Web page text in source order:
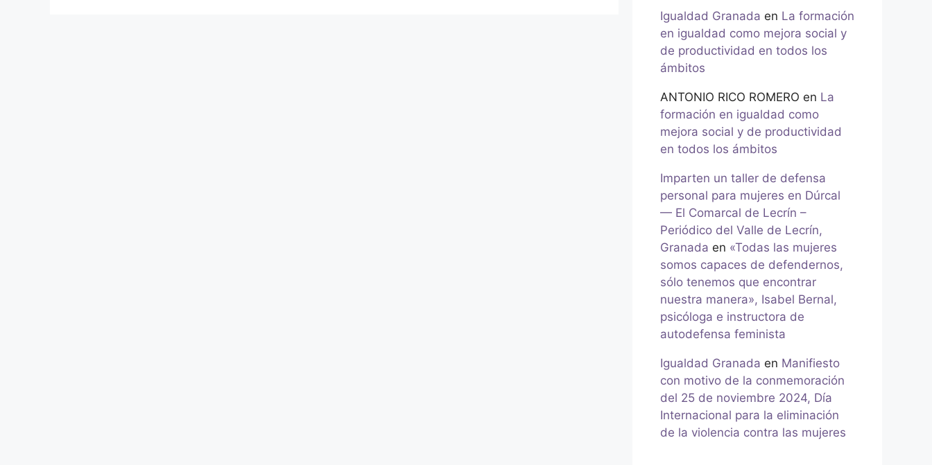
Igualdad Granada en La formación
en igualdad como mejora social y
de productividad en todos los
ámbitos
ANTONIO RICO ROMERO en La
formación en igualdad como
mejora social y de productividad
en todos los ámbitos
Imparten un taller de defensa
personal para mujeres en Dúrcal
— El Comarcal de Lecrín –
Periódico del Valle de Lecrín,
Granada en «Todas las mujeres
somos capaces de defendernos,
sólo tenemos que encontrar
nuestra manera», Isabel Bernal,
psicóloga e instructora de
autodefensa feminista
Igualdad Granada en Manifiesto
con motivo de la conmemoración
del 25 de noviembre 2024, Día
Internacional para la eliminación
de la violencia contra las mujeres